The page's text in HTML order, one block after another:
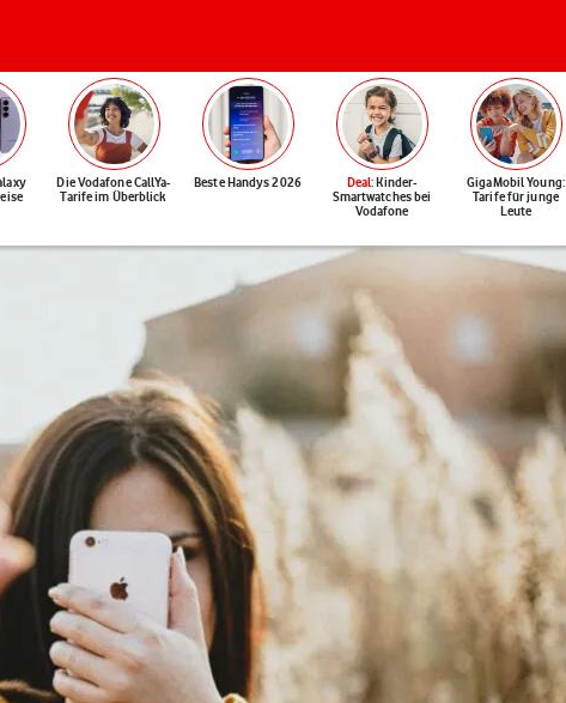
Die Vodafone CallYa-
Tarife im Überblick
Beste Handys 2026 Deal: Kinder-
Smartwatches bei
Vodafone
GigaMobil Young:
Tarife für junge
Leute